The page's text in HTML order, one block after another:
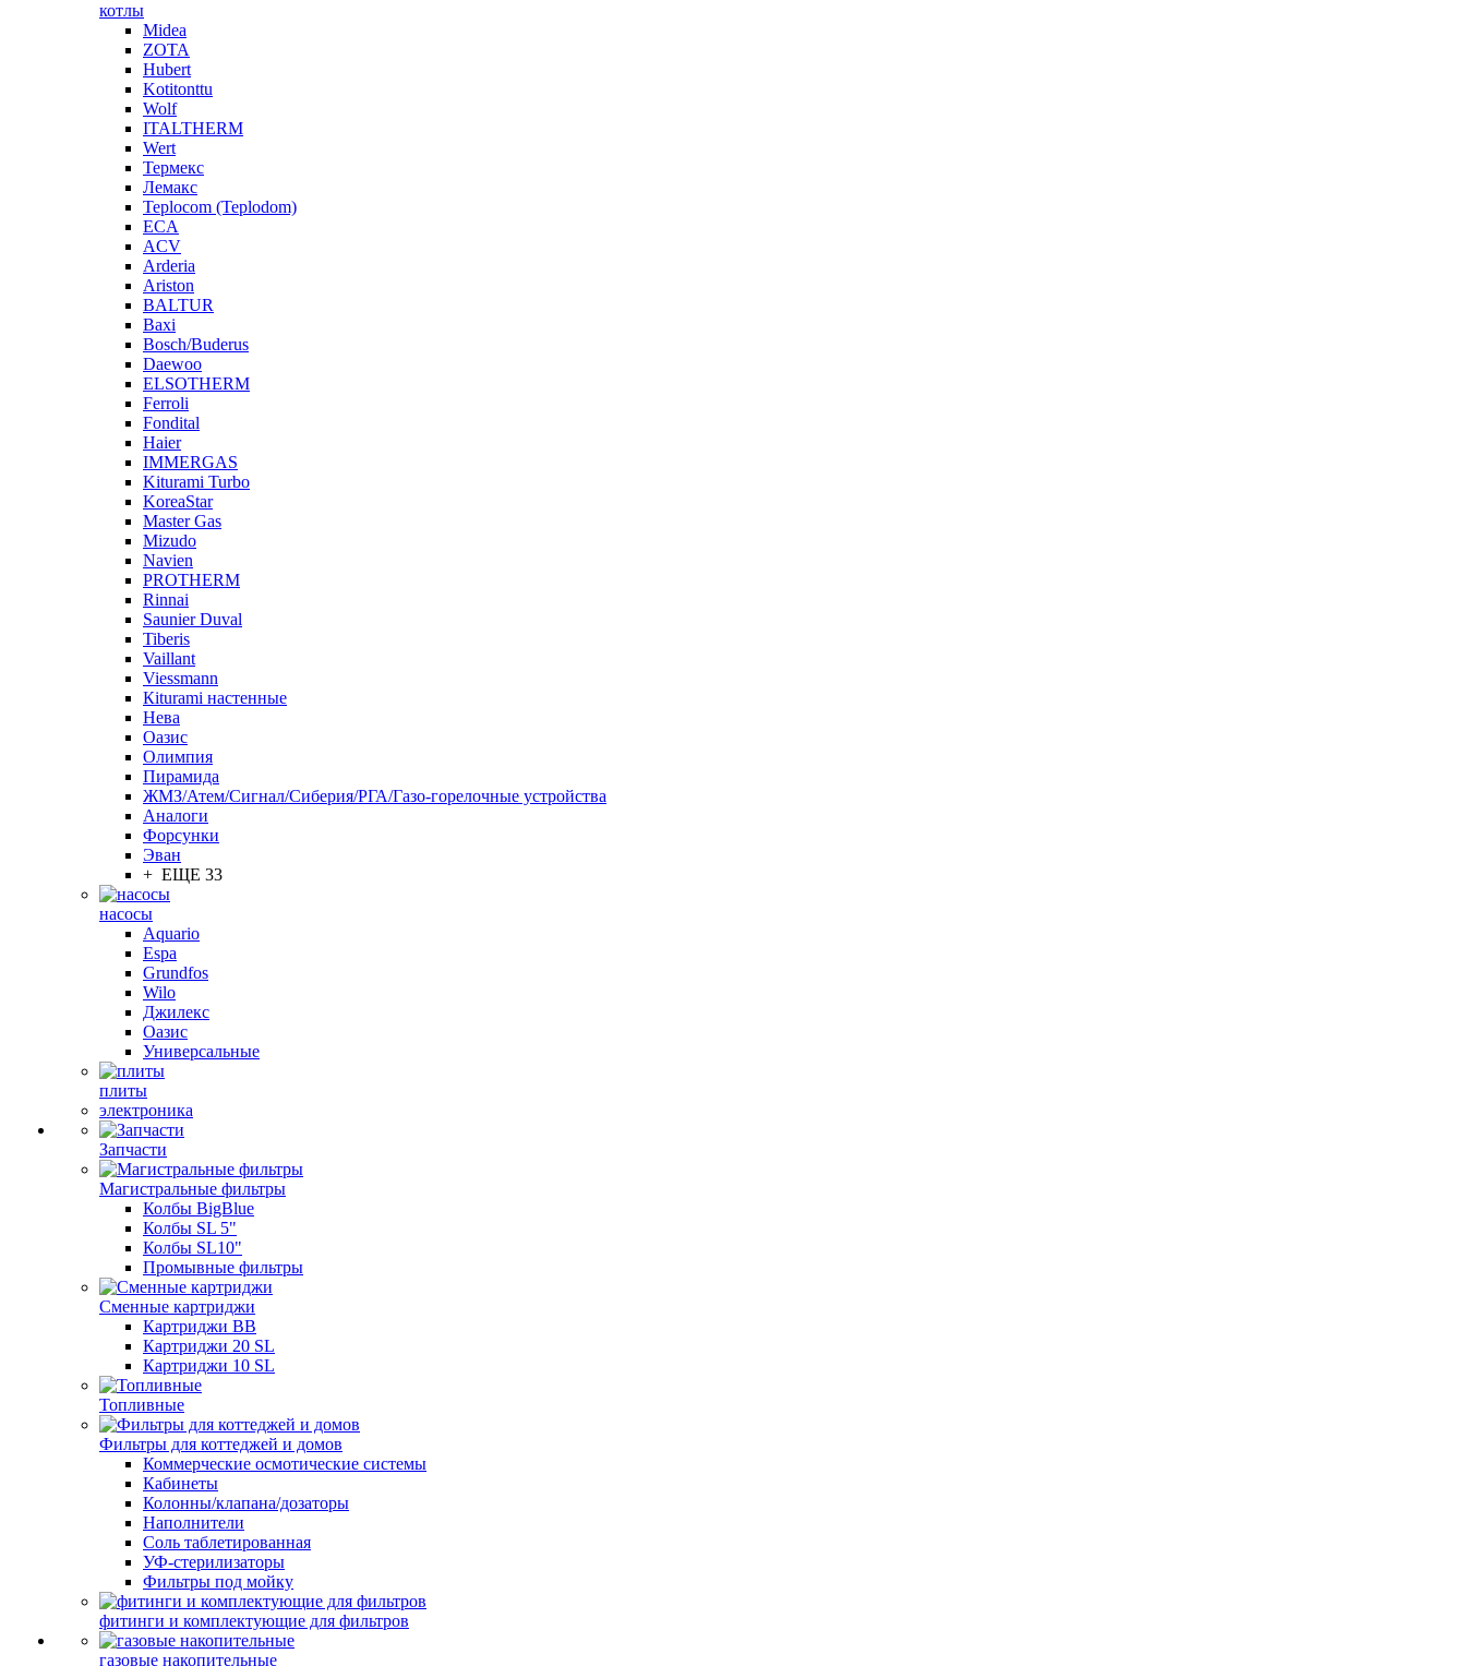
котлы
Midea
ZOTA
Hubert
Kotitonttu
Wolf
ITALTHERM
Wert
Термекс
Лемакс
Teplocom (Teplodom)
ECA
ACV
Arderia
Ariston
BALTUR
Baxi
Bosch/Buderus
Daewoo
ELSOTHERM
Ferroli
Fondital
Haier
IMMERGAS
Kiturami Turbo
KoreaStar
Master Gas
Mizudo
Navien
PROTHERM
Rinnai
Saunier Duval
Tiberis
Vaillant
Viessmann
Кiturami настенные
Нева
Оазис
Олимпия
Пирамида
ЖМЗ/Атем/Сигнал/Сиберия/РГА/Газо-горелочные устройства
Aналоги
Форсунки
Эван
+ ЕЩЕ 33
насосы
Aquario
Espa
Grundfos
Wilo
Джилекс
Оазис
Универсальные
плиты
электроника
Запчасти
Магистральные фильтры
Колбы BigBlue
Колбы SL 5"
Колбы SL10"
Промывные фильтры
Сменные картриджи
Картриджи BB
Картриджи 20 SL
Картриджи 10 SL
Топливные
Фильтры для коттеджей и домов
Коммерческие осмотические системы
Кабинеты
Колонны/клапана/дозаторы
Наполнители
Соль таблетированная
УФ-стерилизаторы
Фильтры под мойку
фитинги и комплектующие для фильтров
газовые накопительные